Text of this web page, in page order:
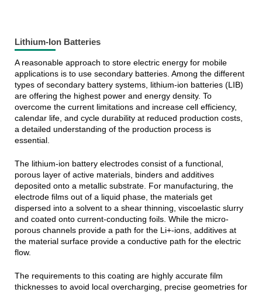
Lithium-Ion Batteries
A reasonable approach to store electric energy for mobile
applications is to use secondary batteries. Among the different
types of secondary battery systems, lithium-ion batteries (LIB)
are offering the highest power and energy density. To
overcome the current limitations and increase cell efficiency,
calendar life, and cycle durability at reduced production costs,
a detailed understanding of the production process is
essential.
The lithium-ion battery electrodes consist of a functional,
porous layer of active materials, binders and additives
deposited onto a metallic substrate. For manufacturing, the
electrode films out of a liquid phase, the materials get
dispersed into a solvent to a shear thinning, viscoelastic slurry
and coated onto current-conducting foils. While the micro-
porous channels provide a path for the Li+-ions, additives at
the material surface provide a conductive path for the electric
flow.
The requirements to this coating are highly accurate film
thicknesses to avoid local overcharging, precise geometries for